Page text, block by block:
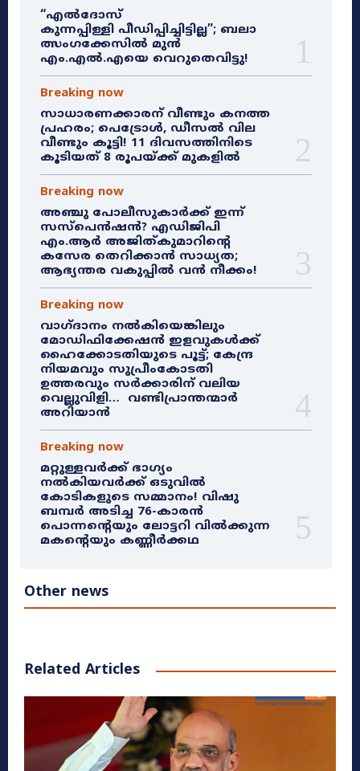
“എൽദോസ്
കുന്നപ്പിള്ളി പീഡിപ്പിച്ചിട്ടില്ല”; ബലാ
ത്സംഗക്കേസിൽ മുൻ
എം.എൽ.എയെ വെറുതെവിട്ടു!
Breaking now
സാധാരണക്കാരന് വീണ്ടും കനത്ത
പ്രഹരം; പെട്രോൾ, ഡീസൽ വില
വീണ്ടും കൂട്ടി! 11 ദിവസത്തിനിടെ
കൂടിയത് 8 രൂപയ്ക്ക് മുകളിൽ
Breaking now
അഞ്ചു പോലീസുകാർക്ക് ഇന്ന്
സസ്‌പെൻഷൻ? എഡിജിപി
എം.ആർ അജിത്കുമാറിൻ്റെ
കസേര തെറിക്കാൻ സാധ്യത;
ആഭ്യന്തര വകുപ്പിൽ വൻ നീക്കം!
Breaking now
വാഗ്ദാനം നൽകിയെങ്കിലും
മോഡിഫിക്കേഷൻ ഇളവുകൾക്ക്
ഹൈക്കോടതിയുടെ പൂട്ട്; കേന്ദ്ര
നിയമവും സുപ്രീംകോടതി
ഉത്തരവും സർക്കാരിന് വലിയ
വെല്ലുവിളി… വണ്ടിപ്രാന്തന്മാർ
അറിയാൻ
Breaking now
മറ്റുള്ളവർക്ക് ഭാഗ്യം
നൽകിയവർക്ക് ഒടുവിൽ
കോടികളുടെ സമ്മാനം! വിഷു
ബമ്പർ അടിച്ച 76-കാരൻ
പൊന്നന്റെയും ലോട്ടറി വിൽക്കുന്ന
മകന്റെയും കണ്ണീർക്കഥ
Other news
Related Articles